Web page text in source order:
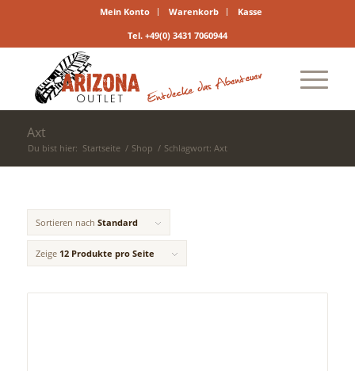
Mein Konto Warenkorb
Kasse
Tel. +49(0) 3431 7060944
Axt
Du bist hier: Startseite / Shop / Schlagwort: Axt
Sortieren nach Standard
Zeige 12 Produkte pro Seite